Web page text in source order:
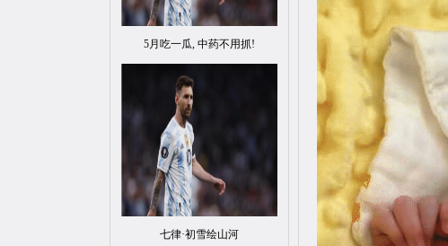
5月吃一瓜, 中药不用抓!
七律·初雪绘山河